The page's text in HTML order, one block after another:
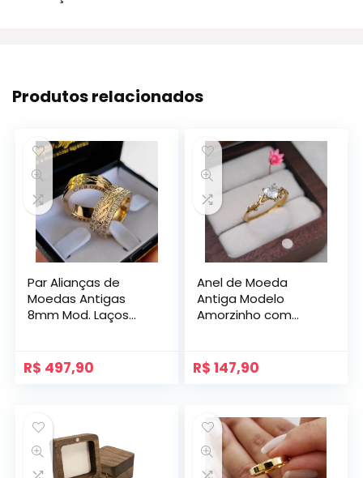
Produtos relacionados
Par Alianças de
Moedas Antigas
8mm Mod. Laços
R$ 497,90
Anel de Moeda
Antiga Modelo
Amorzinho com
R$ 147,90